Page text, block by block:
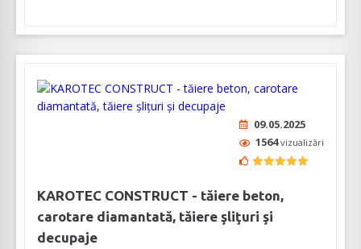
09.05.2025
1564vizualizări
KAROTEC CONSTRUCT - tăiere beton,
carotare diamantată, tăiere şliţuri şi
decupaje